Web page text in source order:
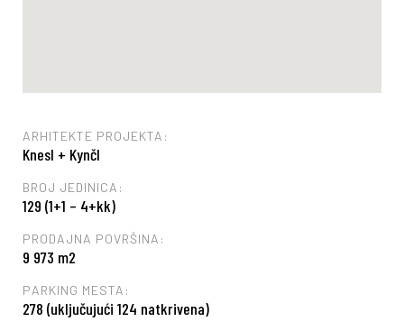
ARHITEKTE PROJEKTA:
Knesl + Kynčl
BROJ JEDINICA:
129 (1+1 – 4+kk)
PRODAJNA POVRŠINA:
9 973 m2
PARKING MESTA:
278 (uključujući 124 natkrivena)